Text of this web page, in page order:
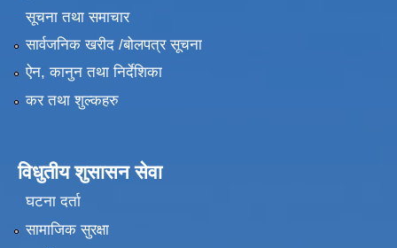
सूचना तथा समाचार
सार्वजनिक खरीद /बोलपत्र सूचना
ऐन, कानुन तथा निर्देशिका
कर तथा शुल्कहरु
विधुतीय शुसासन सेवा
घटना दर्ता
सामाजिक सुरक्षा